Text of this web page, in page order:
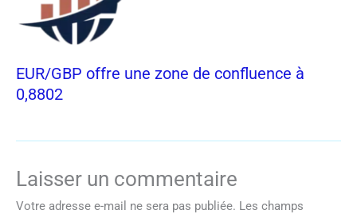
EUR/GBP offre une zone de confluence à
0,8802
Laisser un commentaire
Votre adresse e-mail ne sera pas publiée. Les champs